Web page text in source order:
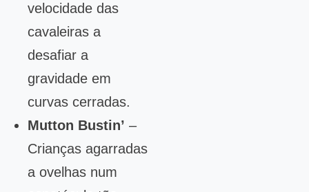
velocidade das
cavaleiras a
desafiar a
gravidade em
curvas cerradas.
Mutton Bustin’ –
Crianças agarradas
a ovelhas num